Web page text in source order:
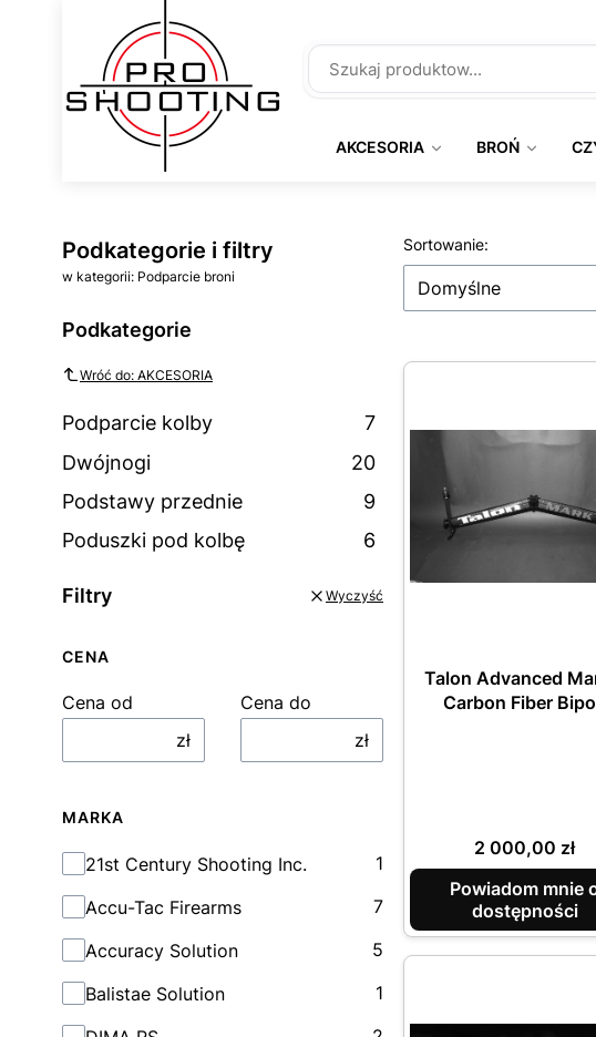
AKCESORIA BROŃ
Podkategorie i filtry
w kategorii: Podparcie broni
Podkategorie
Wróć do: AKCESORIA
Podparcie kolby
7
Dwójnogi
20
Podstawy przednie
9
Poduszki pod kolbę
6
Filtry Wyczyść
CENA
Cena od
zł
Cena do
zł
MARKA
Marka
21st Century Shooting Inc.
1
Accu-Tac Firearms
7
Accuracy Solution
5
Balistae Solution
1
Lista produktów
Sortowanie:
Domyślne
Talon Advanced
Carbon Fiber
Cena
2 000,00 zł
Powiadom mnie
dostępności